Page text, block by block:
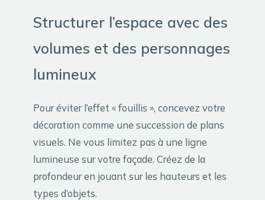
Structurer l’espace avec des
volumes et des personnages
lumineux
Pour éviter l’effet « fouillis », concevez votre
décoration comme une succession de plans
visuels. Ne vous limitez pas à une ligne
lumineuse sur votre façade. Créez de la
profondeur en jouant sur les hauteurs et les
types d’objets.